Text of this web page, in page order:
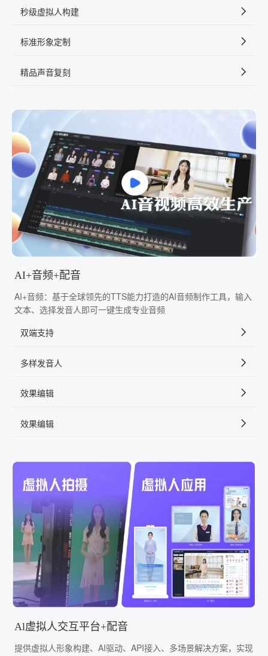
秒级虚拟人构建
标准形象定制
精品声音复刻
AI+音频+配音
AI+音频：基于全球领先的TTS能力打造的AI音频制作工具，输入
文本、选择发音人即可一键生成专业音频
双端支持
多样发音人
效果编辑
效果编辑
Al虚拟人交互平台+配音
提供虚拟人形象构建、AI驱动、API接入、多场景解决方案，实现